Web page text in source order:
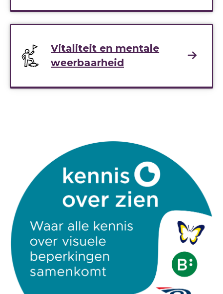
Vitaliteit en mentale
weerbaarheid